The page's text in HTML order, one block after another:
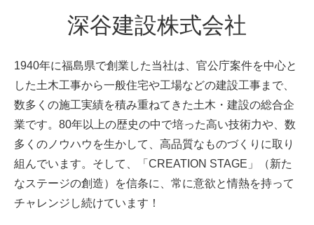
深谷建設株式会社
1940年に福島県で創業した当社は、官公庁案件を中心と
した土木工事から一般住宅や工場などの建設工事まで、
数多くの施工実績を積み重ねてきた土木・建設の総合企
業です。80年以上の歴史の中で培った高い技術力や、数
多くのノウハウを生かして、高品質なものづくりに取り
組んでいます。そして、「CREATION STAGE」（新た
なステージの創造）を信条に、常に意欲と情熱を持って
チャレンジし続けています！